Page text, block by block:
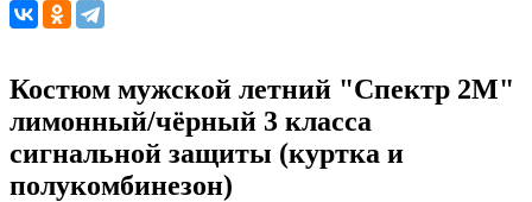
Костюм мужской летний "Спектр 2М"
лимонный/чёрный 3 класса
сигнальной защиты (куртка и
полукомбинезон)